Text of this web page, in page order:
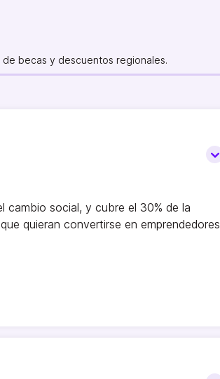
becas y descuentos regionales.
cambio social, y cubre el 30% de la
quieran convertirse en emprendedores